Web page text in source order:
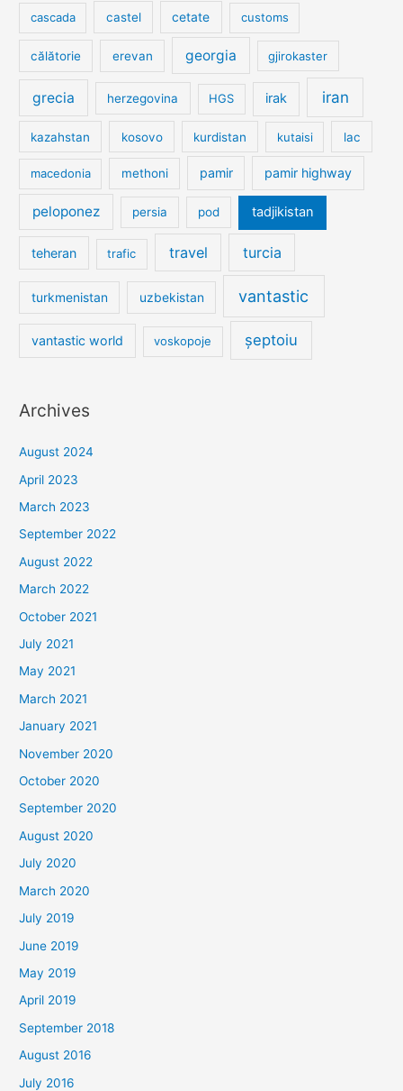
cascada castel cetate customs
călătorie erevan georgia gjirokaster
grecia herzegovina HGS irak iran
kazahstan kosovo kurdistan kutaisi lac
macedonia methoni pamir pamir highway
peloponez persia pod tadjikistan
teheran trafic travel turcia
turkmenistan uzbekistan vantastic
vantastic world voskopoje șeptoiu
Archives
August 2024
April 2023
March 2023
September 2022
August 2022
March 2022
October 2021
July 2021
May 2021
March 2021
January 2021
November 2020
October 2020
September 2020
August 2020
July 2020
March 2020
July 2019
June 2019
May 2019
April 2019
September 2018
August 2016
July 2016